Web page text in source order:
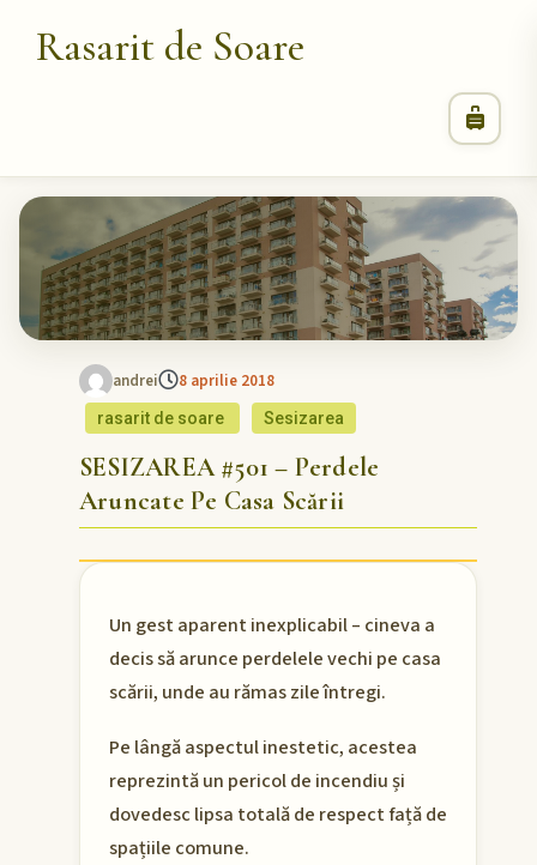
Rasarit de Soare
andrei 8 aprilie 2018
rasarit de soare Sesizarea
SESIZAREA #501 – Perdele
Aruncate Pe Casa Scării
Un gest aparent inexplicabil – cineva a
decis să arunce perdelele vechi pe casa
scării, unde au rămas zile întregi.
Pe lângă aspectul inestetic, acestea
reprezintă un pericol de incendiu și
dovedesc lipsa totală de respect față de
spațiile comune.